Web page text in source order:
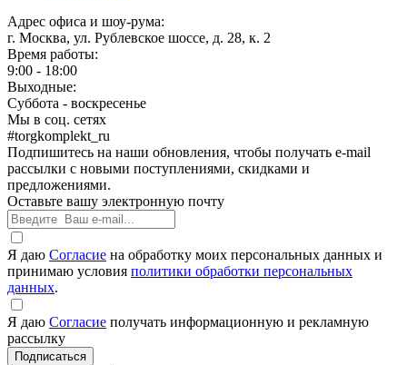
Адрес офиса и шоу-рума:
г. Москва, ул. Рублевское шоссе, д. 28, к. 2
Время работы:
9:00 - 18:00
Выходные:
Суббота - воскресенье
Мы в соц. сетях
#torgkomplekt_ru
Подпишитесь на наши обновления, чтобы получать e-mail
рассылки с новыми поступлениями, скидками и
предложениями.
Оставьте вашу электронную почту
Я даю Согласие на обработку моих персональных данных и
принимаю условия политики обработки персональных
данных.
Я даю Согласие получать информационную и рекламную
рассылку